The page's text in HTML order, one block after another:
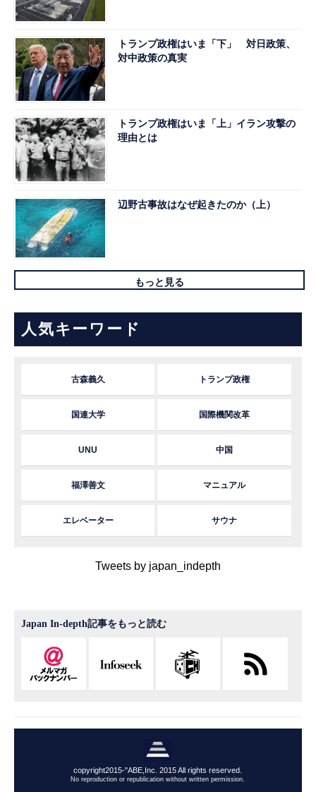
トランプ政権はいま「下」 対日政策、
対中政策の真実
トランプ政権はいま「上」イラン攻撃の
理由とは
辺野古事故はなぜ起きたのか（上）
もっと見る
人気キーワード
古森義久 トランプ政権
国連大学 国際機関改革
UNU 中国
福澤善文 マニュアル
エレベーター サウナ
Tweets by japan_indepth
Japan In-depth記事をもっと読む
copyright2015-"ABE,Inc. 2015 All rights reserved.
No reproduction or republication without written permission.